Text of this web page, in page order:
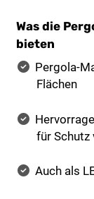
Was die
bieten
Pergola-
Flächen
für Schutz
Auch als